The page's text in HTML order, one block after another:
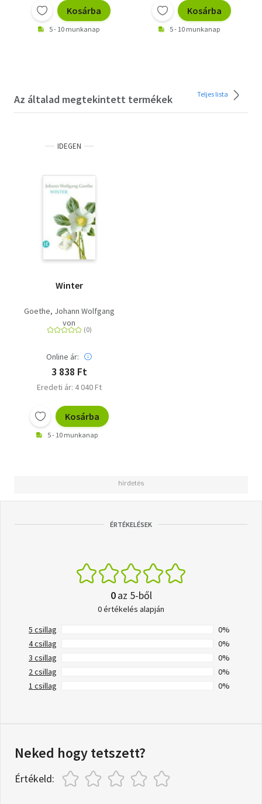
Kosárba
5 - 10 munkanap
Kosárba
5 - 10 munkanap
Az általad megtekintett termékek Teljes lista
IDEGEN
Winter
Goethe, Johann Wolfgang
von
Online ár:
3 838 Ft
Eredeti ár: 4 040 Ft
Kosárba
5 - 10 munkanap
ÉRTÉKELÉSEK
0az 5-ből
0 értékelés alapján
5 csillag
0%
4 csillag
0%
3 csillag
0%
2 csillag
0%
1 csillag
0%
Neked hogy tetszett?
Értékeld: